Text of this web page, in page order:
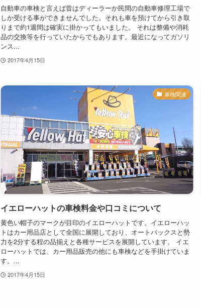
自動車の車検と言えば昔はディーラーか民間の自動車修理工場で
しか受ける事ができませんでした。それも車を預けてから引き取
りまで約1週間は確実に掛かってもいました。 それは整備や消耗
品の交換等を行っていたからでもあります。最近になってガソリ
ンス...
2017年4月15日
車検関連
イエローハットの車検料金や口コミについて
黄色い帽子のマークが目印のイエローハットです。イエローハッ
トはカー用品店として全国に展開しており、オートバックスと勢
力を2分する程の品揃えと各種サービスを展開しています。 イエ
ローハットでは、カー用品販売の他にも車検などを手掛けていま
す。...
2017年4月15日